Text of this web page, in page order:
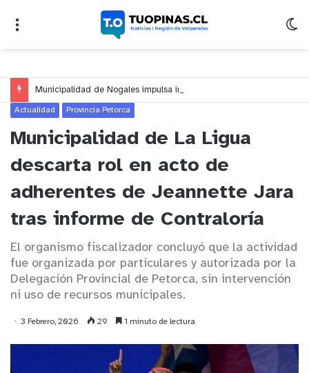
Actualidad Provincia Petorca
Municipalidad de La Ligua
descarta rol en acto de
adherentes de Jeannette Jara
tras informe de Contraloría
El organismo fiscalizador concluyó que la actividad
fue organizada por particulares y autorizada por la
Delegación Provincial de Petorca, sin intervención
ni uso de recursos municipales.
3 Febrero, 2026 29 1 minuto de lectura